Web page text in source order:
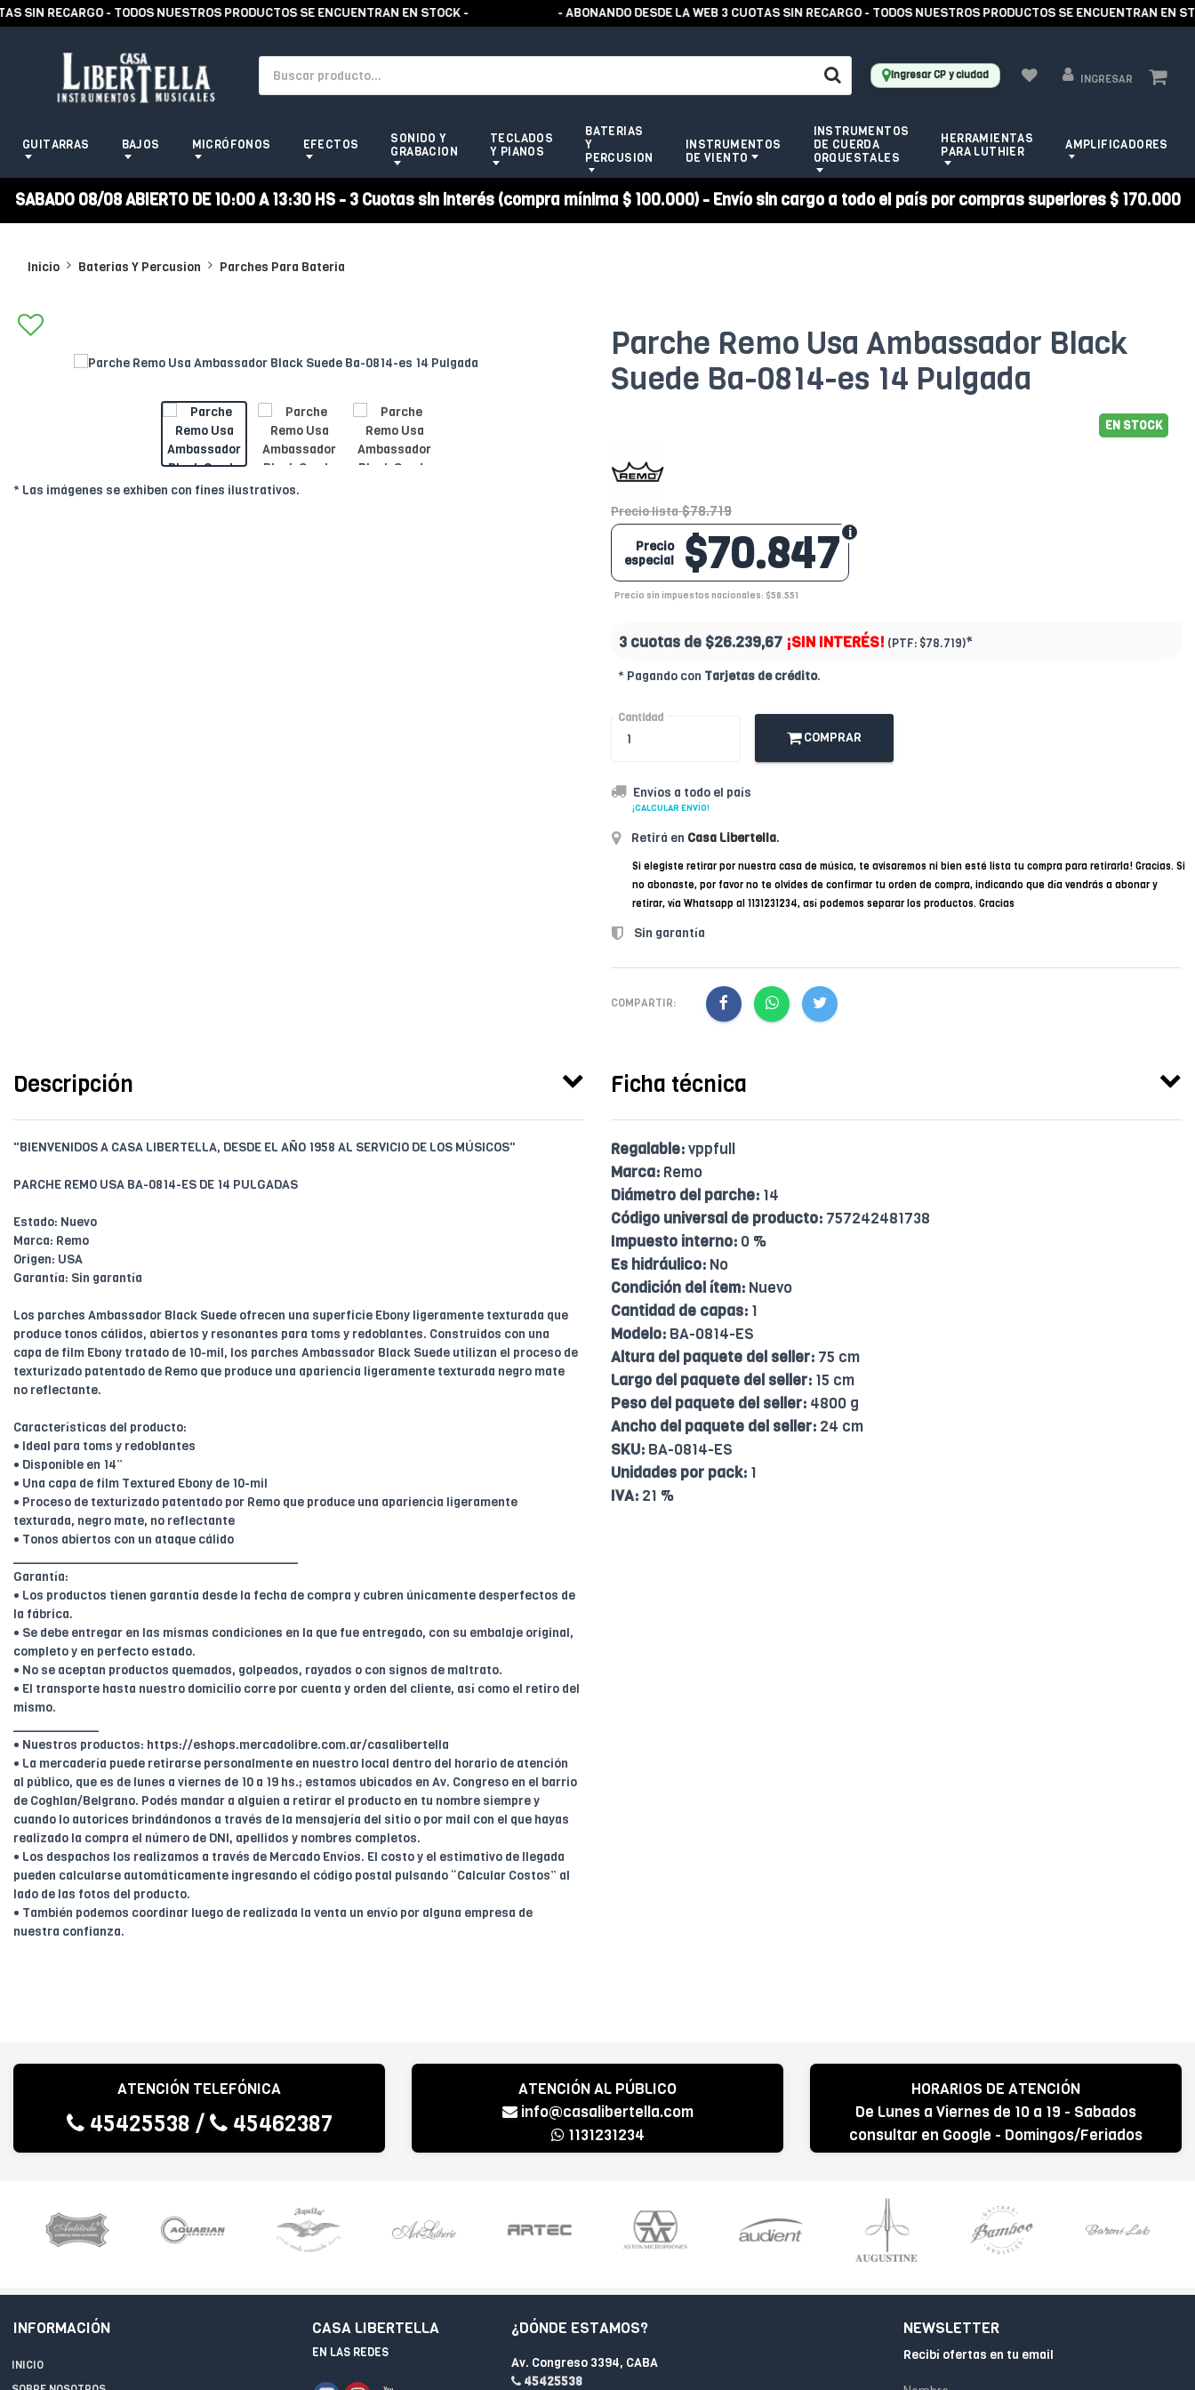
RECARGO - TODOS NUESTROS PRODUCTOS SE ENCUENTRAN EN STOCK - - ABONANDO DESDE LA WEB 3 CUOTAS SIN RECARGO - TODOS NUESTROS PRODUCTOS SE ENCUENTRAN EN STOCK
Ingresar CP y ciudad INGRESAR
GUITARRAS BAJOS MICRÓFONOS EFECTOS
SONIDO Y
GRABACION
TECLADOS
Y PIANOS
BATERIAS
Y
PERCUSION
INSTRUMENTOS
DE VIENTO
INSTRUMENTOS
DE CUERDA
ORQUESTALES
HERRAMIENTAS
PARA LUTHIER
AMPLIFICADORES
SABADO 08/08 ABIERTO DE 10:00 A 13:30 HS - 3 Cuotas sin interés (compra mínima $ 100.000) - Envío sin cargo a todo el país por compras superiores $ 170.000
Inicio Baterias Y Percusion Parches Para Bateria
* Las imágenes se exhiben con fines ilustrativos.
Parche Remo Usa Ambassador Black
Suede Ba-0814-es 14 Pulgada
EN STOCK
Precio lista $78.719
$70.847
Precio
especial
Precio sin impuestos nacionales: $58.551
3 cuotas de $26.239,67 ¡SIN INTERÉS! (PTF: $78.719)*
* Pagando con Tarjetas de crédito.
Cantidad
COMPRAR
Envíos a todo el país
¡CALCULAR ENVÍO!
Retirá en Casa Libertella.
Si elegiste retirar por nuestra casa de música, te avisaremos ni bien esté lista tu compra para retirarla! Gracias. Si
no abonaste, por favor no te olvides de confirmar tu orden de compra, indicando que día vendrás a abonar y
retirar, vía Whatsapp al 1131231234, así podemos separar los productos. Gracias
Sin garantía
COMPARTIR:
Descripción
"BIENVENIDOS A CASA LIBERTELLA, DESDE EL AÑO 1958 AL SERVICIO DE LOS MÚSICOS"
PARCHE REMO USA BA-0814-ES DE 14 PULGADAS
Estado: Nuevo
Marca: Remo
Origen: USA
Garantía: Sin garantía
Los parches Ambassador Black Suede ofrecen una superficie Ebony ligeramente texturada que
produce tonos cálidos, abiertos y resonantes para toms y redoblantes. Construidos con una
capa de film Ebony tratado de 10-mil, los parches Ambassador Black Suede utilizan el proceso de
texturizado patentado de Remo que produce una apariencia ligeramente texturada negro mate
no reflectante.
Características del producto:
• Ideal para toms y redoblantes
• Disponible en 14”
• Una capa de film Textured Ebony de 10-mil
• Proceso de texturizado patentado por Remo que produce una apariencia ligeramente
texturada, negro mate, no reflectante
• Tonos abiertos con un ataque cálido
Garantía:
• Los productos tienen garantía desde la fecha de compra y cubren únicamente desperfectos de
la fábrica.
• Se debe entregar en las mismas condiciones en la que fue entregado, con su embalaje original,
completo y en perfecto estado.
• No se aceptan productos quemados, golpeados, rayados o con signos de maltrato.
• El transporte hasta nuestro domicilio corre por cuenta y orden del cliente, así como el retiro del
mismo.
• Nuestros productos: https://eshops.mercadolibre.com.ar/casalibertella
• La mercadería puede retirarse personalmente en nuestro local dentro del horario de atención
al público, que es de lunes a viernes de 10 a 19 hs.; estamos ubicados en Av. Congreso en el barrio
de Coghlan/Belgrano. Podés mandar a alguien a retirar el producto en tu nombre siempre y
cuando lo autorices brindándonos a través de la mensajería del sitio o por mail con el que hayas
realizado la compra el número de DNI, apellidos y nombres completos.
• Los despachos los realizamos a través de Mercado Envíos. El costo y el estimativo de llegada
pueden calcularse automáticamente ingresando el código postal pulsando “Calcular Costos” al
lado de las fotos del producto.
• También podemos coordinar luego de realizada la venta un envío por alguna empresa de
nuestra confianza.
Ficha técnica
Regalable:vppfull
Marca: Remo
Diámetro del parche: 14
Código universal de producto: 757242481738
Impuesto interno: 0 %
Es hidráulico: No
Condición del ítem: Nuevo
Cantidad de capas: 1
Modelo: BA-0814-ES
Altura del paquete del seller: 75 cm
Largo del paquete del seller: 15 cm
Peso del paquete del seller: 4800 g
Ancho del paquete del seller: 24 cm
SKU: BA-0814-ES
Unidades por pack: 1
IVA: 21 %
ATENCIÓN TELEFÓNICA
45425538 / 45462387
ATENCIÓN AL PÚBLICO
info@casalibertella.com
1131231234
HORARIOS DE ATENCIÓN
De Lunes a Viernes de 10 a 19 - Sabados
consultar en Google - Domingos/Feriados
CERRADO
INFORMACIÓN
INICIO
CASA LIBERTELLA
EN LAS REDES
¿DÓNDE ESTAMOS?
Av. Congreso 3394, CABA
45425538
NEWSLETTER
Recibí ofertas en tu email